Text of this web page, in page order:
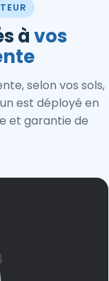
àvos
selon vos sols,
est déployé en
et garantie de